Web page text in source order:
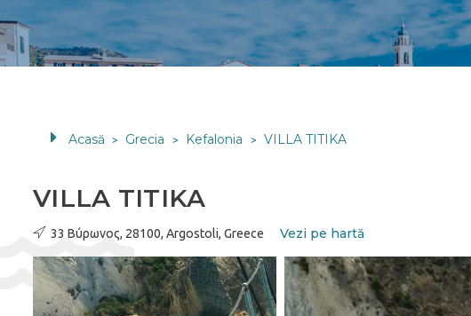
Acasă > Grecia > Kefalonia > VILLA TITIKA
VILLA TITIKA
33 Βύρωνος, 28100, Argostoli, Greece Vezi pe hartă